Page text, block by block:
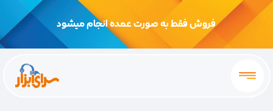
فروش فقط به صورت عمده انجام میشود